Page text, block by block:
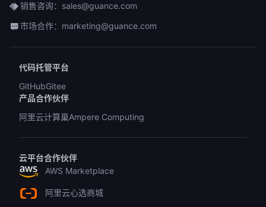
销售咨询：sales@guance.com
市场合作：marketing@guance.com
代码托管平台
GitHubGitee
产品合作伙伴
阿里云计算巢Ampere Computing
云平台合作伙伴
AWS Marketplace
阿里云心选商城